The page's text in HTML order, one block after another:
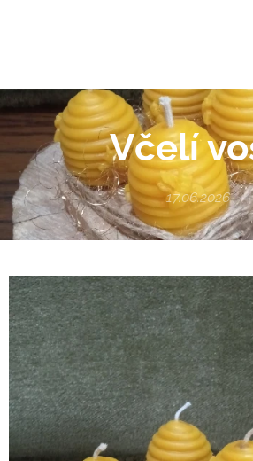
Včelí
17.06.2026